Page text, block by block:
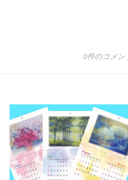
0件のコメン